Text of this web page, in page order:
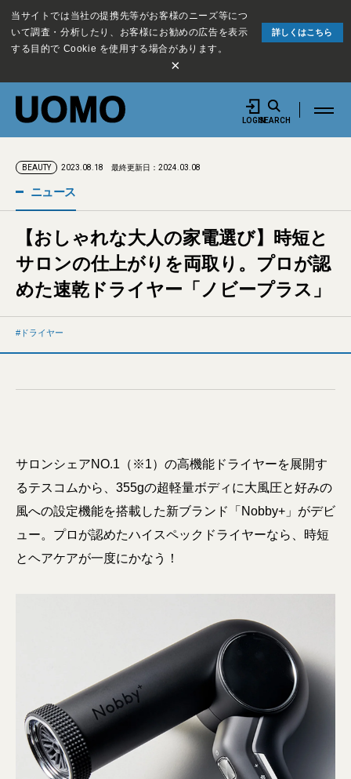
当サイトでは当社の提携先等がお客様のニーズ等につ
いて調査・分析したり、お客様にお勧めの広告を表示
する目的で Cookie を使用する場合があります。
詳しくはこちら
×
LOGINSEARCH
BEAUTY 2023.08.18 最終更新日：2024.03.08
ニュース
【おしゃれな大人の家電選び】時短と
サロンの仕上がりを両取り。プロが認
めた速乾ドライヤー「ノビープラス」
ドライヤー
サロンシェアNO.1（※1）の高機能ドライヤーを展開す
るテスコムから、355gの超軽量ボディに大風圧と好みの
風への設定機能を搭載した新ブランド「Nobby+」がデビ
ュー。プロが認めたハイスペックドライヤーなら、時短
とヘアケアが一度にかなう！